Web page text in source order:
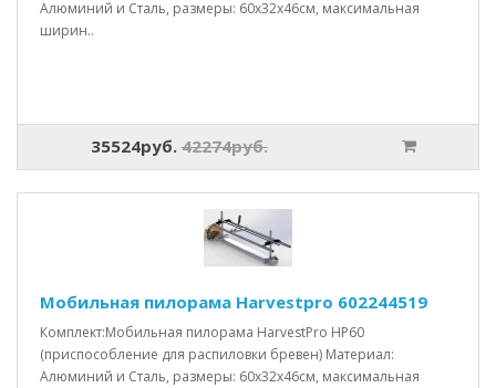
Алюминий и Сталь, размеры: 60x32x46см, максимальная
ширин..
35524руб. 42274руб.
Мобильная пилорама Harvestpro 602244519
Комплект:Мобильная пилорама HarvestPro HP60
(приспособление для распиловки бревен) Материал:
Алюминий и Сталь, размеры: 60x32x46см, максимальная